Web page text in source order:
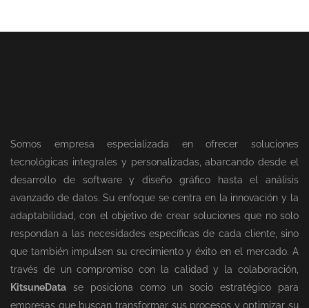
Somos empresa especializada en ofrecer soluciones
tecnológicas integrales y personalizadas, abarcando desde el
desarrollo de software y diseño gráfico hasta el análisis
avanzado de datos. Su enfoque se centra en la innovación y la
adaptabilidad, con el objetivo de crear soluciones que no solo
respondan a las necesidades específicas de cada cliente, sino
que también impulsen su crecimiento y éxito en el mercado. A
través de un compromiso con la calidad y la colaboración,
KitsuneData se posiciona como un socio estratégico para
empresas que buscan transformar sus procesos y optimizar su